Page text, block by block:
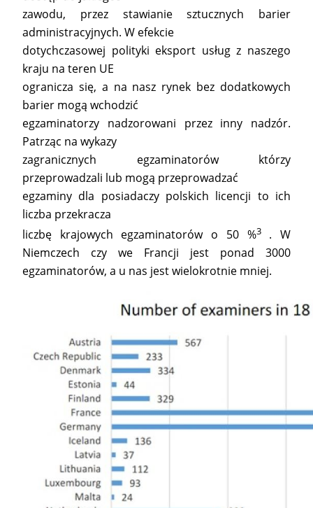
zawodu, przez stawianie sztucznych barier
administracyjnych. W efekcie
dotychczasowej polityki eksport usług z naszego
kraju na teren UE
ogranicza się, a na nasz rynek bez dodatkowych
barier mogą wchodzić
egzaminatorzy nadzorowani przez inny nadzór.
Patrząc na wykazy
zagranicznych egzaminatorów którzy
przeprowadzali lub mogą przeprowadzać
egzaminy dla posiadaczy polskich licencji to ich
liczba przekracza
liczbę krajowych egzaminatorów o 50 %3. W
Niemczech czy we Francji jest ponad 3000
egzaminatorów, a u nas jest wielokrotnie mniej.